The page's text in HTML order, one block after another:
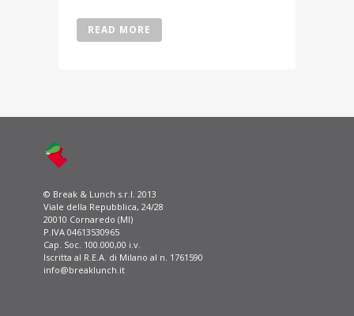
READ MORE
© Break & Lunch s.r.l. 2013
Viale della Repubblica, 24/28
20010 Cornaredo (MI)
P.IVA 04613530965
Cap. Soc. 100.000,00 i.v.
Iscritta al R.E.A. di Milano al n. 1761590
info@breaklunch.it